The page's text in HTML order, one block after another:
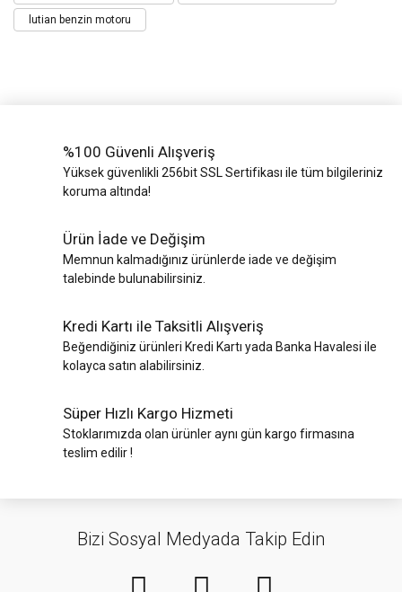
lutian benzin motoru
%100 Güvenli Alışveriş
Yüksek güvenlikli 256bit SSL Sertifikası ile tüm bilgileriniz
koruma altında!
Ürün İade ve Değişim
Memnun kalmadığınız ürünlerde iade ve değişim
talebinde bulunabilirsiniz.
Kredi Kartı ile Taksitli Alışveriş
Beğendiğiniz ürünleri Kredi Kartı yada Banka Havalesi ile
kolayca satın alabilirsiniz.
Süper Hızlı Kargo Hizmeti
Stoklarımızda olan ürünler aynı gün kargo firmasına
teslim edilir !
Bizi Sosyal Medyada Takip Edin